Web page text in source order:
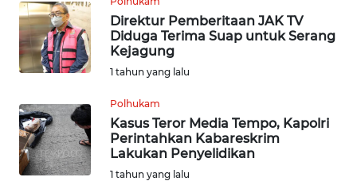
Direktur Pemberitaan JAK TV
Diduga Terima Suap untuk Serang
Kejagung
1 tahun yang lalu
Polhukam
Kasus Teror Media Tempo, Kapolri
Perintahkan Kabareskrim
Lakukan Penyelidikan
1 tahun yang lalu
WN
SULTENG
SULBAR
WN
BABEL